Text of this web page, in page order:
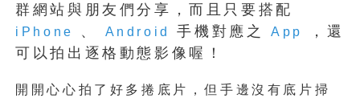
群網站與朋友們分享，而且只要搭配
iPhone 、 Android 手機對應之App
，還
可以拍出逐格動態影像喔！
開開心心拍了好多捲底片，但手邊沒有底片掃